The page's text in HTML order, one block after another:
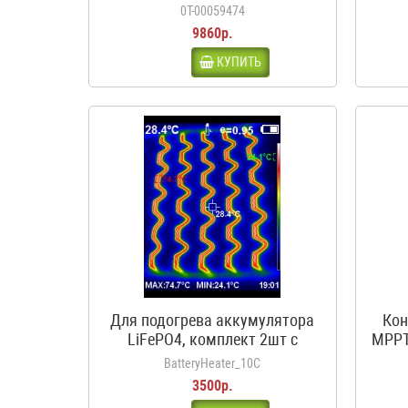
входа, 1 выход, с
предохранителями
0Т-00059474
9860р.
КУПИТЬ
Для подогрева аккумулятора
LiFePO4, комплект 2шт с
термостатом, 12В, 50Вт, 3.5А,
10С
BatteryHeater_10C
3500р.